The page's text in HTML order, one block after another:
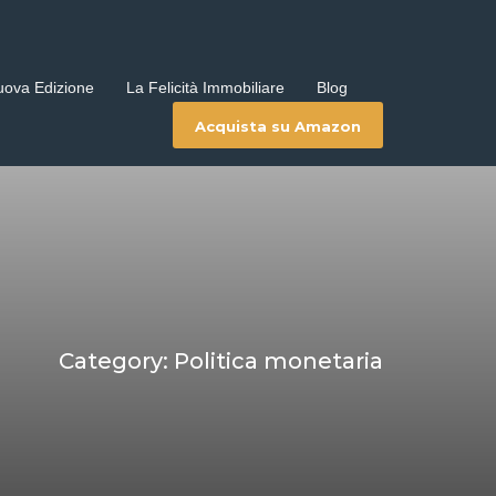
Edizione La Felicità Immobiliare Blog
Acquista su Amazon
Category: Politica monetaria